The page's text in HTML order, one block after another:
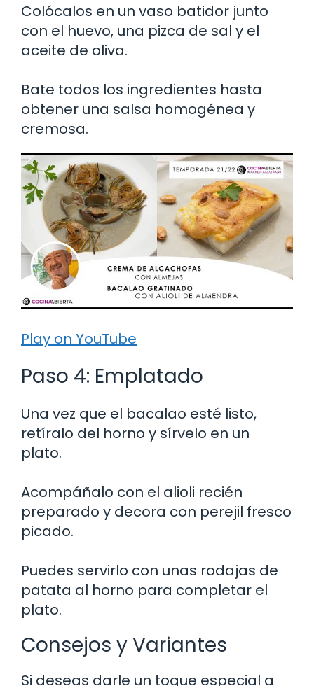
Colócalos en un vaso batidor junto
con el huevo, una pizca de sal y el
aceite de oliva.
Bate todos los ingredientes hasta
obtener una salsa homogénea y
cremosa.
Play on YouTube
Paso 4: Emplatado
Una vez que el bacalao esté listo,
retíralo del horno y sírvelo en un
plato.
Acompáñalo con el alioli recién
preparado y decora con perejil fresco
picado.
Puedes servirlo con unas rodajas de
patata al horno para completar el
plato.
Consejos y Variantes
Si deseas darle un toque especial a